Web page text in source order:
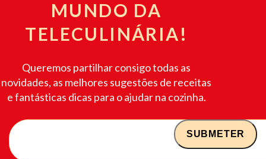
MUNDO DA
TELECULINÁRIA!
Queremos partilhar consigo todas as
novidades, as melhores sugestões de receitas
e fantásticas dicas para o ajudar na cozinha.